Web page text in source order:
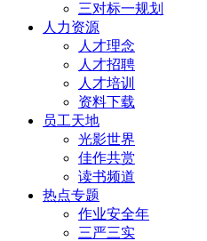
三对标一规划
人力资源
人才理念
人才招聘
人才培训
资料下载
员工天地
光影世界
佳作共赏
读书频道
热点专题
作业安全年
三严三实